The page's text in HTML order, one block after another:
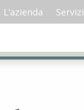
L’azienda Servizi